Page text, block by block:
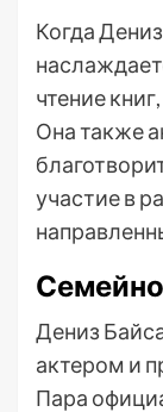
Когда
чтение
Она также
участие в
Дениз
актером и
Пара